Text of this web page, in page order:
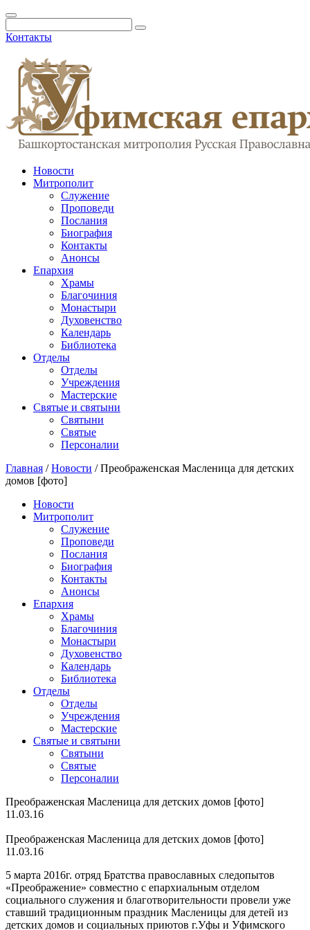
Контакты
Новости
Митрополит
Служение
Проповеди
Послания
Биография
Контакты
Анонсы
Епархия
Храмы
Благочиния
Монастыри
Духовенство
Календарь
Библиотека
Отделы
Отделы
Учреждения
Мастерские
Святые и святыни
Cвятыни
Cвятые
Персоналии
Главная /Новости /Преображенская Масленица для детских
домов [фото]
Новости
Митрополит
Служение
Проповеди
Послания
Биография
Контакты
Анонсы
Епархия
Храмы
Благочиния
Монастыри
Духовенство
Календарь
Библиотека
Отделы
Отделы
Учреждения
Мастерские
Святые и святыни
Cвятыни
Cвятые
Персоналии
Преображенская Масленица для детских домов [фото]
11.03.16
Преображенская Масленица для детских домов [фото]
11.03.16
5 марта 2016г. отряд Братства православных следопытов
«Преображение» совместно с епархиальным отделом
социального служения и благотворительности провели уже
ставший традиционным праздник Масленицы для детей из
детских домов и социальных приютов г.Уфы и Уфимского